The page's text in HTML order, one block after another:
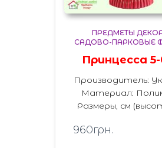
ПРЕДМЕТЫ
САДОВО-ПАРКОВЫЕ
Принцесса
Производитель:
Материал:
Размеры, см
960грн.